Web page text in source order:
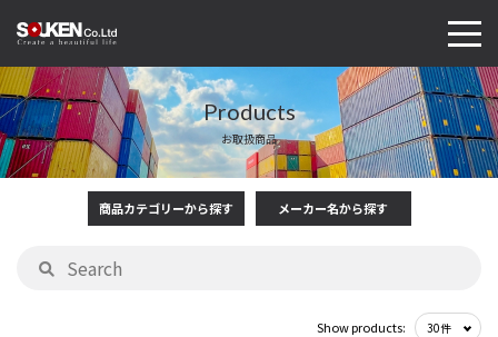
Products
お取扱商品
商品カテゴリーから探す メーカー名から探す
Show products: